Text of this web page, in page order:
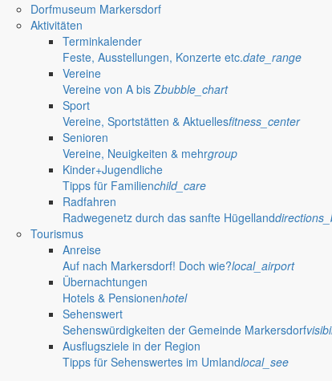
Dorfmuseum Markersdorf
Aktivitäten
Terminkalender
Feste, Ausstellungen, Konzerte etc.date_range
Vereine
Vereine von A bis Zbubble_chart
Sport
Vereine, Sportstätten & Aktuellesfitness_center
Senioren
Vereine, Neuigkeiten & mehrgroup
Kinder+Jugendliche
Tipps für Familienchild_care
Radfahren
Radwegenetz durch das sanfte Hügelland
Tourismus
Anreise
Auf nach Markersdorf! Doch wie?local_airport
Übernachtungen
Hotels & Pensionenhotel
Sehenswert
Sehenswürdigkeiten der Gemeinde Markersdorf
Ausflugsziele in der Region
Tipps für Sehenswertes im Umlandlocal_see
Jauernick-Buschbach